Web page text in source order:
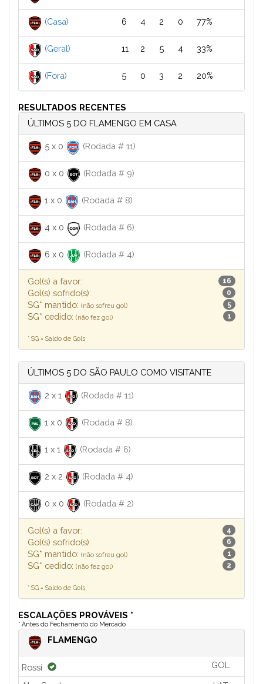
(Casa) 6 4 2 0 77%
(Geral) 11 2 5 4 33%
(Fora) 5 0 3 2 20%
RESULTADOS RECENTES
ÚLTIMOS 5 DO FLAMENGO EM CASA
5 x 0 (Rodada # 11)
0 x 0 (Rodada # 9)
1 x 0 (Rodada # 8)
4 x 0 (Rodada # 6)
6 x 0 (Rodada # 4)
Gol(s) a favor: 16
Gol(s) sofrido(s): 0
SG* mantido: (não sofreu gol) 5
SG* cedido: (não fez gol) 1
* SG = Saldo de Gols
ÚLTIMOS 5 DO SÃO PAULO COMO VISITANTE
2 x 1 (Rodada # 11)
1 x 0 (Rodada # 8)
1 x 1 (Rodada # 6)
2 x 2 (Rodada # 4)
0 x 0 (Rodada # 2)
Gol(s) a favor: 4
Gol(s) sofrido(s): 6
SG* mantido: (não sofreu gol) 1
SG* cedido: (não fez gol) 2
* SG = Saldo de Gols
ESCALAÇÕES PROVÁVEIS *
* Antes do Fechamento do Mercado
FLAMENGO
Rossi GOL